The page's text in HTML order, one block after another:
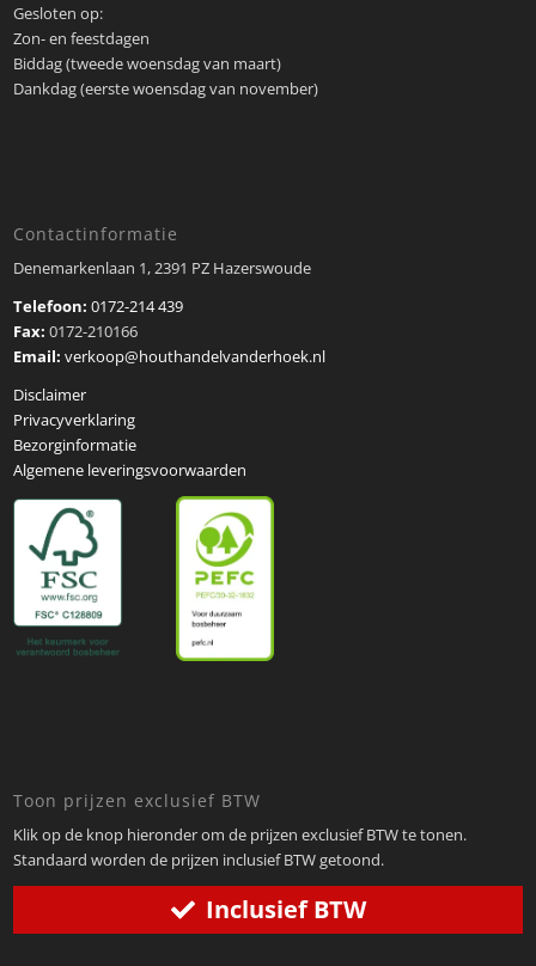
Gesloten op:
Zon- en feestdagen
Biddag (tweede woensdag van maart)
Dankdag (eerste woensdag van november)
Contactinformatie
Denemarkenlaan 1, 2391 PZ Hazerswoude
Telefoon:0172-214 439
Fax:0172-210166
Email: verkoop@houthandelvanderhoek.nl
Disclaimer
Privacyverklaring
Bezorginformatie
Algemene leveringsvoorwaarden
Toon prijzen exclusief BTW
Klik op de knop hieronder om de prijzen exclusief BTW te tonen.
Standaard worden de prijzen inclusief BTW getoond.
Inclusief BTW